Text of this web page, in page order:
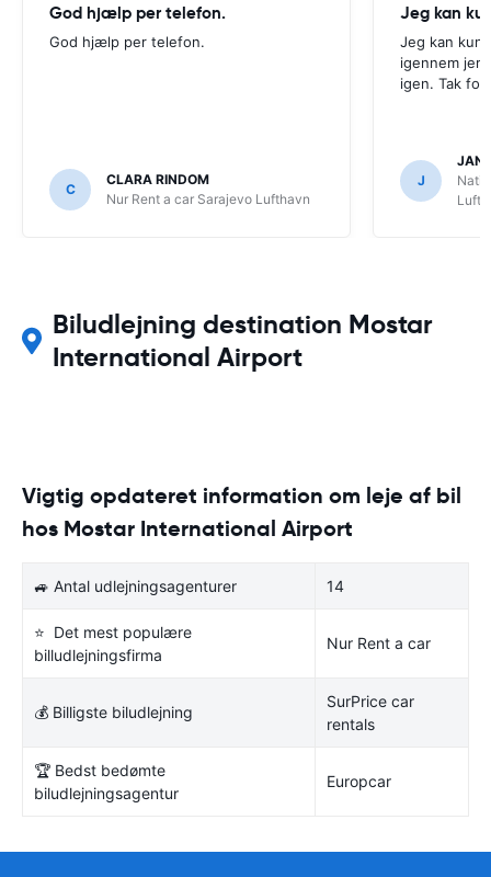
God hjælp per telefon.
God hjælp per telefon.
C
CLARA RINDOM
Nur Rent a car Sarajevo Lufthavn
Jeg kan
Jeg kan kun
igennem jer
igen. Tak
J
JAN
Biludlejning destination Mostar
International Airport
Vigtig opdateret information om leje af bil
hos Mostar International Airport
🚙 Antal udlejningsagenturer 14
⭐ Det mest populære
billudlejningsfirma
Nur Rent a car
💰 Billigste biludlejning
SurPrice car
rentals
🏆 Bedst bedømte
biludlejningsagentur
Europcar